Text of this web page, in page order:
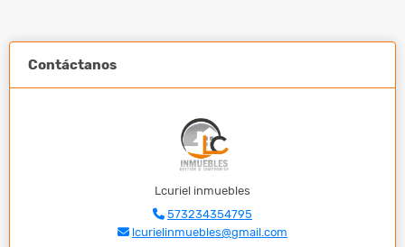
Contáctanos
Lcuriel inmuebles
573234354795
lcurielinmuebles@gmail.com